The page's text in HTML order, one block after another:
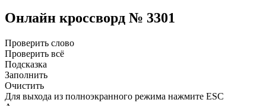
Онлайн кроссворд № 3301
Проверить слово
Проверить всё
Подсказка
Заполнить
Очистить
Для выхода из полноэкранного режима нажмите ESC